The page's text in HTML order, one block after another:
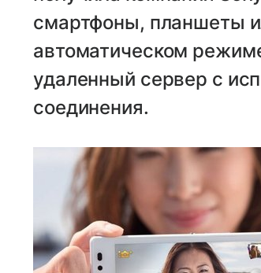
смартфоны, планшеты
автоматическом
удаленный сервер с
соединения.